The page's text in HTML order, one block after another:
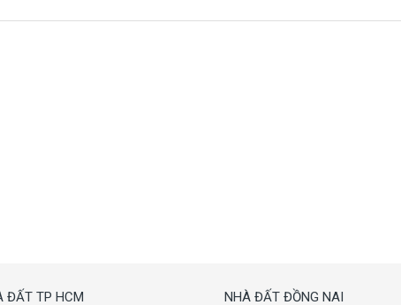
ĐẤT TP HCM NHÀ ĐẤT ĐỒNG NAI